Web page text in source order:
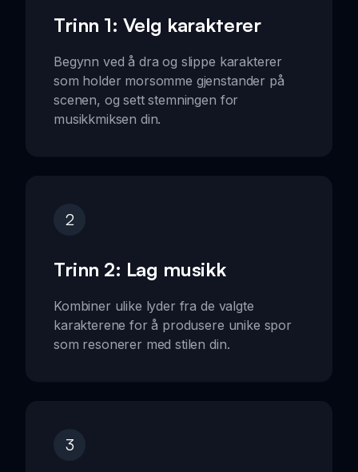
Trinn 1: Velg karakterer
Begynn ved å dra og slippe karakterer
som holder morsomme gjenstander på
scenen, og sett stemningen for
musikkmiksen din.
2
Trinn 2: Lag musikk
Kombiner ulike lyder fra de valgte
karakterene for å produsere unike spor
som resonerer med stilen din.
3